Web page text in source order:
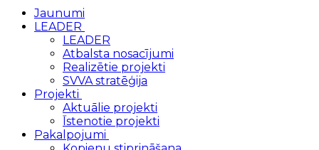
Jaunumi
LEADER
LEADER
Atbalsta nosacījumi
Realizētie projekti
SVVA stratēģija
Projekti
Aktuālie projekti
Īstenotie projekti
Pakalpojumi